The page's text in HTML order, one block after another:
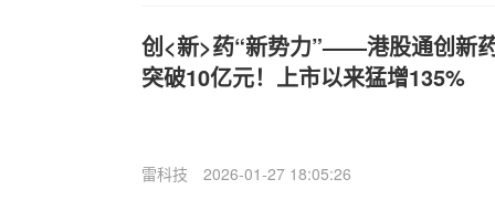
创<新>药“新势力”——港股通创新
突破10亿元！上市以来猛增135%
雷科技 2026-01-27 18:05:26